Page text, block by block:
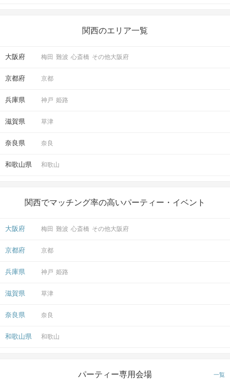
関西のエリア一覧
大阪府 梅田 難波 心斎橋 その他大阪府
京都府 京都
兵庫県 神戸 姫路
滋賀県 草津
奈良県 奈良
和歌山県 和歌山
関西でマッチング率の高いパーティー・イベント
大阪府 梅田 難波 心斎橋 その他大阪府
京都府 京都
兵庫県 神戸 姫路
滋賀県 草津
奈良県 奈良
和歌山県 和歌山
パーティー専用会場 一覧